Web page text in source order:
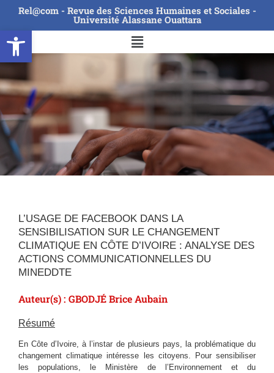
Ouvrir la barre d’outils
Rel@com - Revue des Sciences Humaines et Sociales -
Université Alassane Ouattara
L’USAGE DE FACEBOOK DANS LA
SENSIBILISATION SUR LE CHANGEMENT
CLIMATIQUE EN CÔTE D’IVOIRE : ANALYSE DES
ACTIONS COMMUNICATIONNELLES DU
MINEDDTE
Auteur(s) : GBODJÉ Brice Aubain
Résumé
En Côte d’Ivoire, à l’instar de plusieurs pays, la problématique du
changement climatique intéresse les citoyens. Pour sensibiliser
les populations, le Ministère de l’Environnement et du